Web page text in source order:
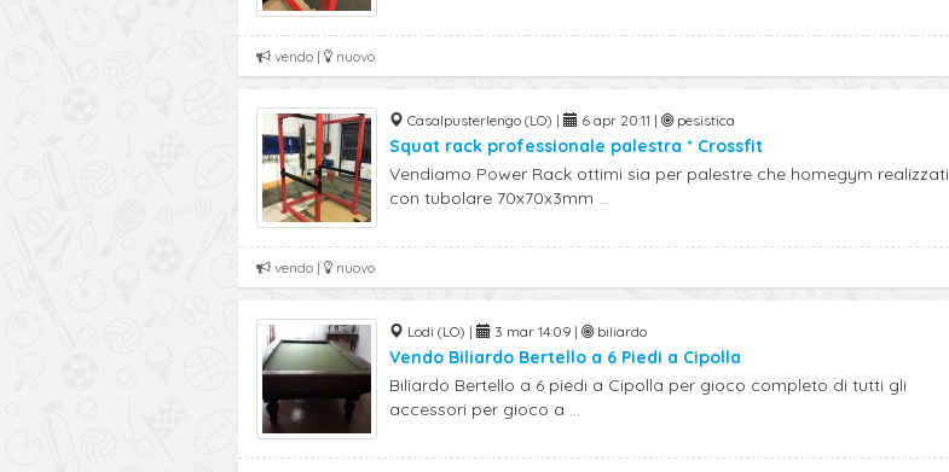
vendo | nuovo
Casalpusterlengo (LO) | 6 apr 20:11 | pesistica
Squat rack professionale palestra * Crossfit
Vendiamo Power Rack ottimi sia per palestre che homegym realizzati
con tubolare 70x70x3mm ...
vendo | nuovo
Lodi (LO) | 3 mar 14:09 | biliardo
Vendo Biliardo Bertello a 6 Piedi a Cipolla
Biliardo Bertello a 6 piedi a Cipolla per gioco completo di tutti gli
accessori per gioco a ...